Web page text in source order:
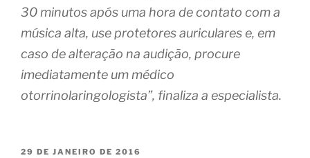
30 minutos após uma hora de contato com a
música alta, use protetores auriculares e, em
caso de alteração na audição, procure
imediatamente um médico
otorrinolaringologista”, finaliza a especialista.
PUBLICADO
29 DE JANEIRO DE 2016